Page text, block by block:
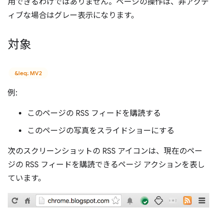
用できるわけではありません。ページの操作は、非アクテ
ィブな場合はグレー表示になります。
対象
&leq; MV2
例:
このページの RSS フィードを購読する
このページの写真をスライドショーにする
次のスクリーンショットの RSS アイコンは、現在のペー
ジの RSS フィードを購読できるページ アクションを表し
ています。